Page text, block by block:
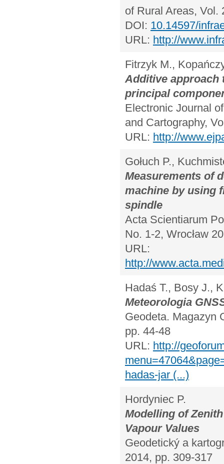
of Rural Areas, Vol.
DOI: 10.14597/
URL: http://
Fitrzyk M.,
Additive approach
principal
Electronic Journal
and Cartography,
URL: http://
Gołuch P.,
Measurements of
machine by using
spindle
Acta Scientiarum
No. 1-2, Wrocław
URL:
http://
Hadaś T., Bosy J.,
Meteorologia
Geodeta. Magazyn
pp. 44-48
URL: http://
hadas-jar (...)
Hordyniec P.
Modelling of
Vapour Values
Geodetický a
2014, pp. 309-317